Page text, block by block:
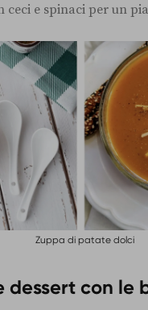
ceci e spinaci per un
Zuppa di patate dolci
dessert con le